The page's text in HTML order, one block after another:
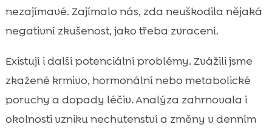
nezajímavé. Zajímalo nás, zda neuškodila nějaká
negativní zkušenost, jako třeba zvracení.
Existují i další potenciální problémy. Zvážili jsme
zkažené krmivo, hormonální nebo metabolické
poruchy a dopady léčiv. Analýza zahrnovala i
okolnosti vzniku nechutenství a změny v denním